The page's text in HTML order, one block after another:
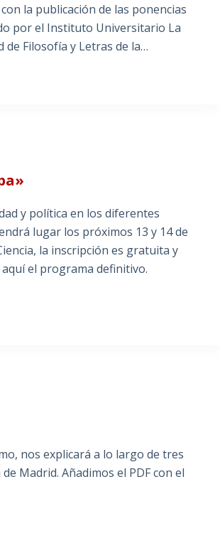
la publicación de las ponencias
por el Instituto Universitario La
de Filosofía y Letras de la…
y política en los diferentes
lugar los próximos 13 y 14 de
la inscripción es gratuita y
el programa definitivo.
nos explicará a lo largo de tres
Madrid. Añadimos el PDF con el